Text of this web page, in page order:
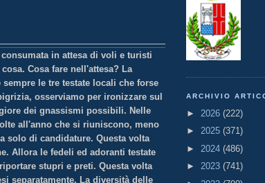
in attesa di voli e turisti
Cosa fare nell'attesa? La
le tre testate locali che forse
osserviamo per ironizzare sul
dei gnassismi possibili. Nelle
all'anno che si riuniscono, meno
solo di candidature. Questa volta
Allora le fedeli ed adoranti testate
stupri e preti. Questa volta
separatamente. La diversità delle
ARCHIVIO
► 2026 (222)
► 2025 (371)
► 2024 (486)
► 2023 (741)